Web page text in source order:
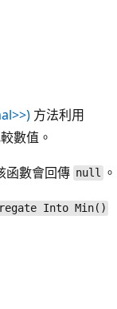
方法利用
數值。
函數會回傳 null 。
Into Min()